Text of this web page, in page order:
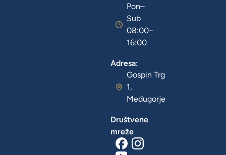
Pon–
Sub
08:00–
16:00
Adresa:
Gospin Trg
1,
Međugorje
Društvene
mreže